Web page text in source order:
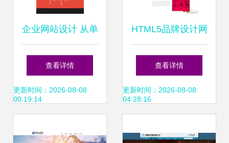
企业网站设计 从单
一网页到整体网站
的构建艺术
查看详情
更新时间：2026-08-08
00:19:14
HTML5品牌设计网
站建设公司 打造卓
越的数字形象与用
查看详情
更新时间：2026-08-08
04:28:16